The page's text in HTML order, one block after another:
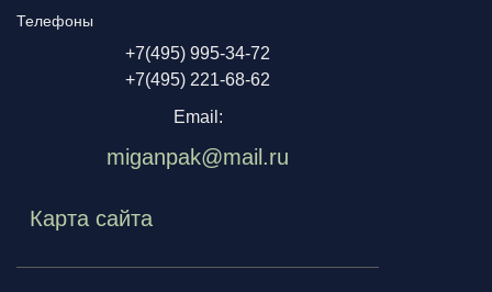
Телефоны
+7(495) 995-34-72
+7(495) 221-68-62
Email:
miganpak@mail.ru
Карта сайта